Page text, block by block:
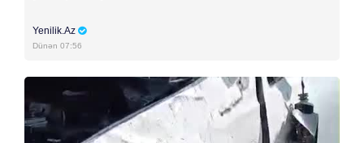
Yenilik.Az
Dünən 07:56